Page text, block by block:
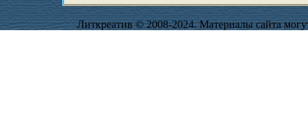
Литкреатив © 2008-2024. Материалы сайта